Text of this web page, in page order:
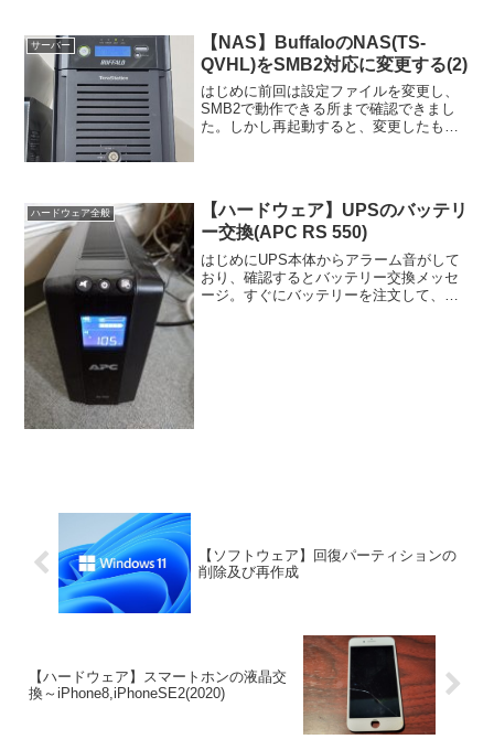
サーバー
【NAS】BuffaloのNAS(TS-
QVHL)をSMB2対応に変更する(2)
はじめに前回は設定ファイルを変更し、
SMB2で動作できる所まで確認できまし
た。しかし再起動すると、変更したもの
ハードウェア全般
【ハードウェア】UPSのバッテリ
ー交換(APC RS 550)
はじめにUPS本体からアラーム音がして
おり、確認するとバッテリー交換メッセ
ージ。すぐにバッテリーを注文して、交
【ソフトウェア】回復パーティションの
削除及び再作成
【ハードウェア】スマートホンの液晶交
換～iPhone8,iPhoneSE2(2020)